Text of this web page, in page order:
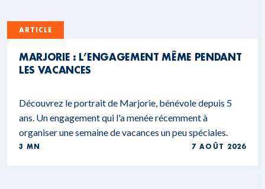
ARTICLE
MARJORIE : L’ENGAGEMENT MÊME PENDANT
LES VACANCES
Découvrez le portrait de Marjorie, bénévole depuis 5
ans. Un engagement qui l'a menée récemment à
organiser une semaine de vacances un peu spéciales.
3 MN 7 AOÛT 2026